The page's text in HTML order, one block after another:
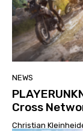
NEWS
Cross
Christian